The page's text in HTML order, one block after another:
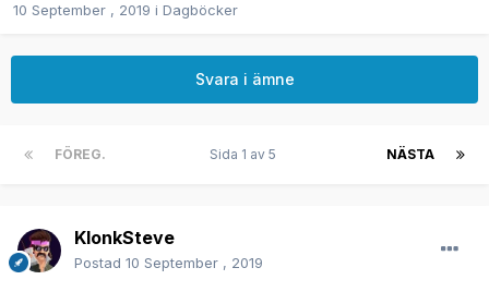
10 September , 2019 i Dagböcker
Svara i ämne
FÖREG. NÄSTA
Sida 1 av 5
KlonkSteve
Postad 10 September , 2019